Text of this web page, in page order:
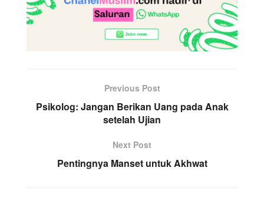
Previous Post
Psikolog: Jangan Berikan Uang pada Anak
setelah Ujian
Next Post
Pentingnya Manset untuk Akhwat